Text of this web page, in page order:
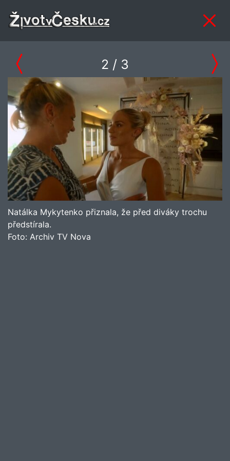
2 / 3
Natálka Mykytenko přiznala, že před diváky trochu
předstírala.
Foto: Archiv TV Nova